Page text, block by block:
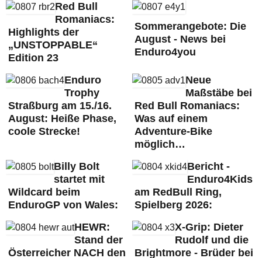
Red Bull
Romaniacs:
Highlights der
„UNSTOPPABLE“
Edition 23
Sommerangebote: Die
August - News bei
Enduro4you
Enduro
Trophy
Straßburg am 15./16.
August: Heiße Phase,
coole Strecke!
Neue
Maßstäbe bei
Red Bull Romaniacs:
Was auf einem
Adventure-Bike
möglich…
Billy Bolt
startet mit
Wildcard beim
EnduroGP von Wales:
Bericht -
Enduro4Kids
am RedBull Ring,
Spielberg 2026:
HEWR:
Stand der
Österreicher NACH den
X-Grip: Dieter
Rudolf und die
Brightmore - Brüder bei